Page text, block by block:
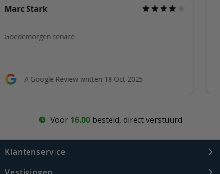
written 18 Oct 2025
Dj-Jermy
Voor16.00 besteld, direct verstuurd
Klantenservice